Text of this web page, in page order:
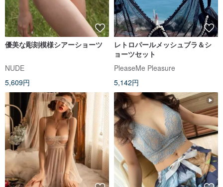
優美な彫刻模様シアーショーツ
NUDE
5,609円
レトロパールメッシュブラ＆シ
ョーツセット
PleaseMe Pleasure
5,142円